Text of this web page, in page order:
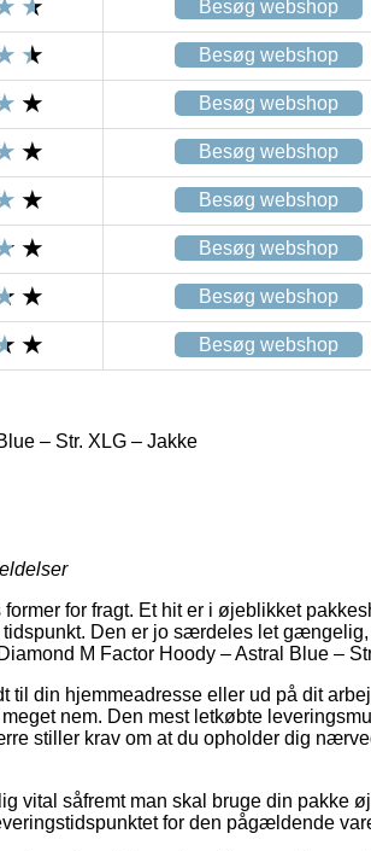
Besøg webshop
Besøg webshop
Besøg webshop
Besøg webshop
Besøg webshop
Besøg webshop
Besøg webshop
Besøg webshop
– Str. XLG – Jakke
for fragt. Et hit er i øjeblikket
Den er jo særdeles let
M Factor Hoody – Astral Blue –
din hjemmeadresse eller ud på dit
nem. Den mest letkøbte
stiller krav om at du opholder dig
vital såfremt man skal bruge din pakke
for den pågældende